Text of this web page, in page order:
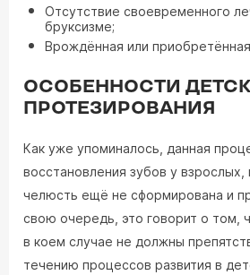
Отсутствие своевременного
бруксизме;
Врождённая или
ОСОБЕННОСТИ
ПРОТЕЗИРОВАНИЯ
Как уже упоминалось, данная
восстановления зубов у взрослых,
челюсть ещё не сформирована и
свою очередь, это говорит о том,
в коем случае не должны
течению процессов развития в